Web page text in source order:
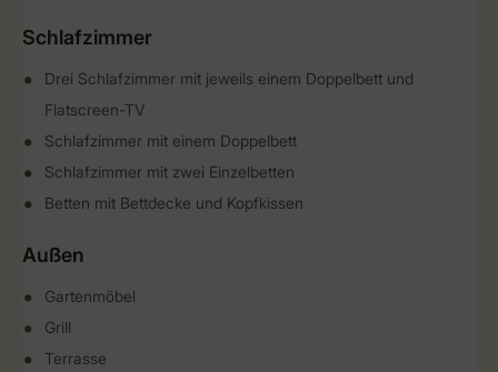
Schlafzimmer
Drei Schlafzimmer mit jeweils einem Doppelbett und
Flatscreen-TV
Schlafzimmer mit einem Doppelbett
Schlafzimmer mit zwei Einzelbetten
Betten mit Bettdecke und Kopfkissen
Außen
Gartenmöbel
Grill
Terrasse